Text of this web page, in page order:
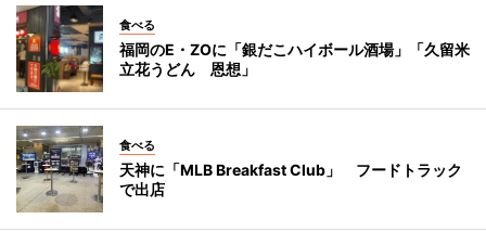
食べる
福岡のE・ZOに「銀だこハイボール酒場」「久留米
立花うどん 恩想」
食べる
天神に「MLB Breakfast Club」 フードトラック
で出店